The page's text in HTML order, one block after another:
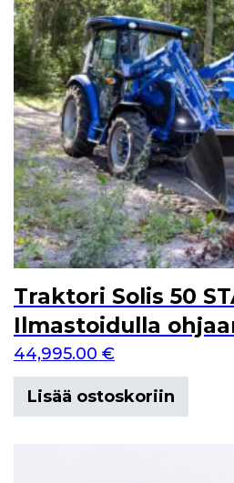
Traktori Solis 50
Ilmastoidulla
44,995.00 €
Lisää ostoskoriin